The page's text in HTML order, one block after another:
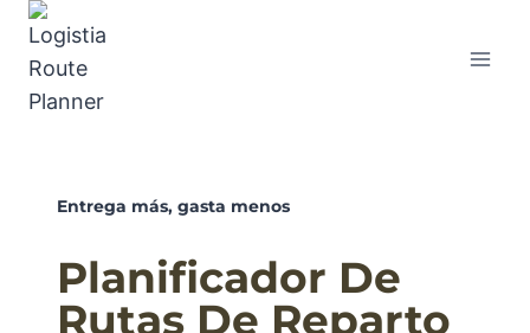
Entrega más, gasta menos
Planificador De
Rutas De Reparto